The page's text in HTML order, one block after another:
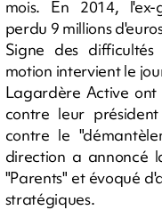
mois. En 2014, l'ex-
perdu 9 millions
Signe des
motion intervient le
Lagardère Active
contre leur
contre le
direction a annoncé
"Parents" et évoqué
stratégiques.